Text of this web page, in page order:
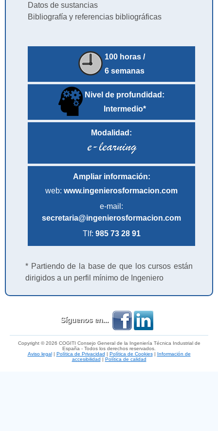
Datos de sustancias
Bibliografía y referencias bibliográficas
100 horas /
6 semanas
Nivel de profundidad:
Intermedio*
Modalidad:
Ampliar información:
web: www.ingenierosformacion.com
e-mail:
secretaria@ingenierosformacion.com
Tlf: 985 73 28 91
* Partiendo de la base de que los cursos están
dirigidos a un perfil mínimo de Ingeniero
Síguenos en...
Copyright © 2026 COGITI Consejo General de la Ingeniería Técnica Industrial de
España - Todos los derechos reservados.
Aviso legal
Política de Privacidad Política de Cookies|
Información de
accesibilidad
Política de calidad